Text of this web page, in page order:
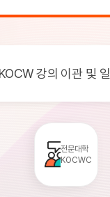
점검] KOCW 서비스
강의 이관 및
년 대학정보공시
전문대학
KOCWC